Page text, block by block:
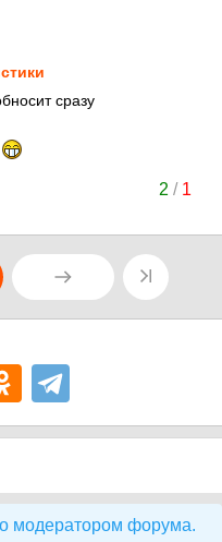
сразу
2 / 1
модератором форума.